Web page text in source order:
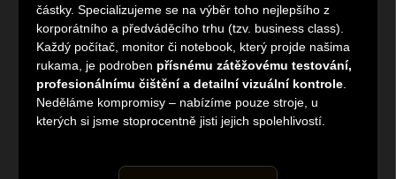
částky. Specializujeme se na výběr toho nejlepšího z
korporátního a předváděcího trhu (tzv. business class).
Každý počítač, monitor či notebook, který projde našima
rukama, je podroben přísnému zátěžovému testování,
profesionálnímu čištění a detailní vizuální kontrole.
Neděláme kompromisy – nabízíme pouze stroje, u
kterých si jsme stoprocentně jisti jejich spolehlivostí.